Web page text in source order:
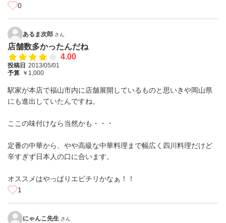
0
あるま次郎 さん
店舗数多かったんだね
4.00
投稿日 2013/05/01
予算 ￥1,000
駅家が本店で福山市内に店舗展開しているものと思いきや岡山県
にも進出していたんですね。
ここの味付けなら当然かも・・・
定番の中華から、やや高級な中華料理まで幅広く四川料理だけど
辛すぎず日本人の口に合います。
オススメはやっぱりエビチリかなぁ！！
1
にゃんこ先生 さん